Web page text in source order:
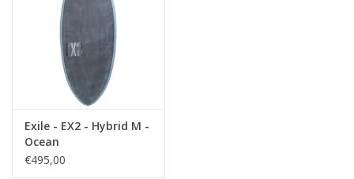
Men
Sale
Exile - EX2 - Hybrid M -
Ocean
€495,00